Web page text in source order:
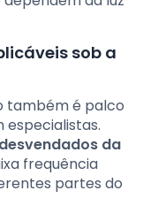
sob a
também é palco
especialistas.
da
frequência
partes do